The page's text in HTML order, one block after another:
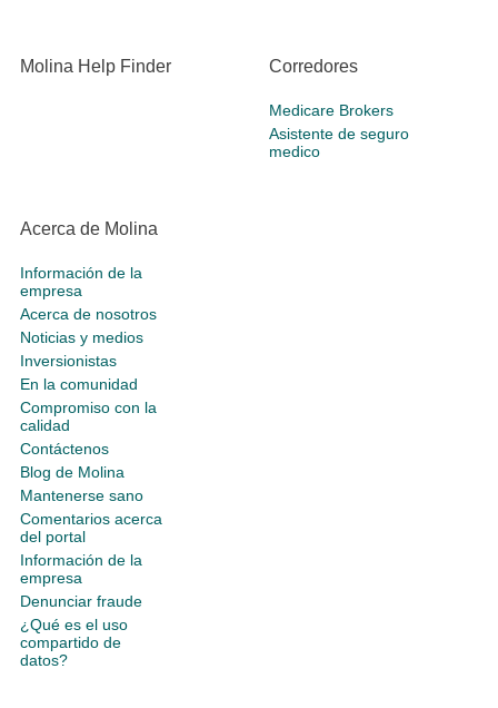
Molina Help Finder Corredores
Medicare Brokers
Asistente de seguro
medico
Acerca de Molina
Información de la
empresa
Acerca de nosotros
Noticias y medios
Inversionistas
En la comunidad
Compromiso con la
calidad
Contáctenos
Blog de Molina
Mantenerse sano
Comentarios acerca
del portal
Información de la
empresa
Denunciar fraude
¿Qué es el uso
compartido de
datos?